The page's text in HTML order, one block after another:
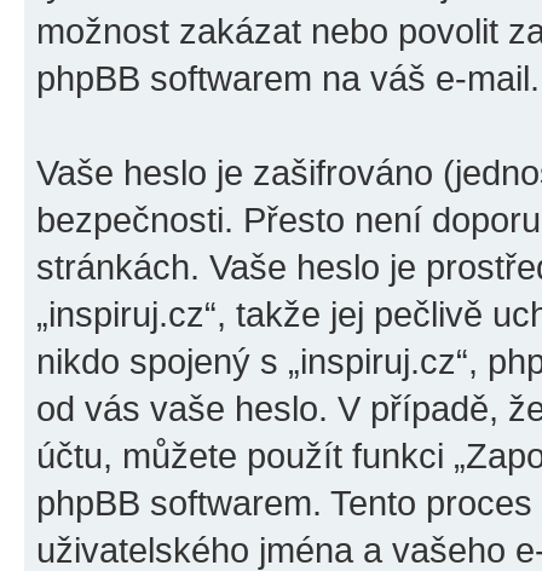
možnost zakázat nebo povolit
phpBB softwarem na váš e-mail.
Vaše heslo je zašifrováno
bezpečnosti. Přesto není
stránkách. Vaše heslo je
„inspiruj.cz“, takže jej pečlivě
nikdo spojený s „inspiruj.cz“,
od vás vaše heslo. V případě,
účtu, můžete použít funkci
phpBB softwarem. Tento
uživatelského jména a vašeho